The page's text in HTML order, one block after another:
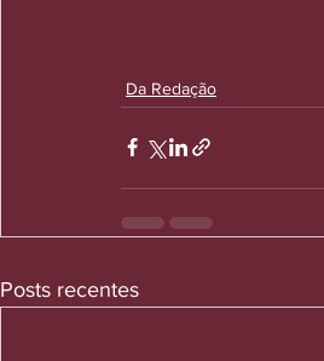
Da Redação
Posts recentes